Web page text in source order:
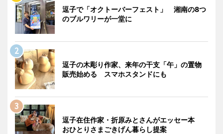
逗子で「オクトーバーフェスト」 湘南の8つ
のブルワリーが一堂に
逗子の木彫り作家、来年の干支「午」の置物
販売始める スマホスタンドにも
逗子在住作家・折原みとさんがエッセー本
おひとりさまごきげん暮らし提案